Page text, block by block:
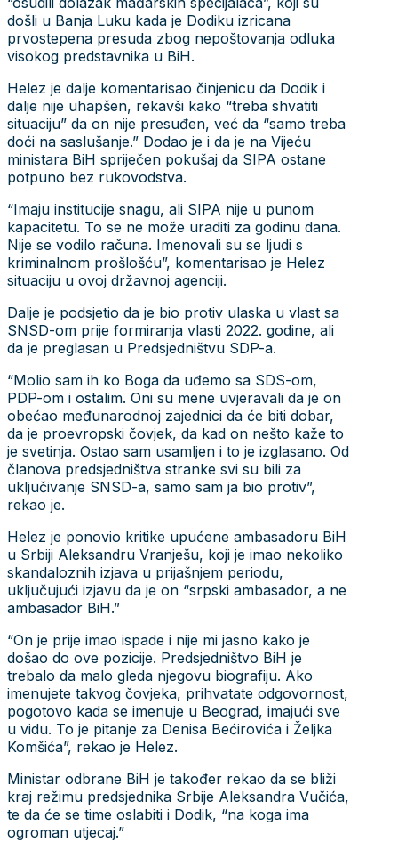
došli u Banja Luku kada je Dodiku izricana
prvostepena presuda zbog nepoštovanja odluka
visokog predstavnika u BiH.
Helez je dalje komentarisao činjenicu da Dodik i
dalje nije uhapšen, rekavši kako “treba shvatiti
situaciju” da on nije presuđen, već da “samo treba
doći na saslušanje.” Dodao je i da je na Vijeću
ministara BiH spriječen pokušaj da SIPA ostane
potpuno bez rukovodstva.
“Imaju institucije snagu, ali SIPA nije u punom
kapacitetu. To se ne može uraditi za godinu dana.
Nije se vodilo računa. Imenovali su se ljudi s
kriminalnom prošlošću”, komentarisao je Helez
situaciju u ovoj državnoj agenciji.
Dalje je podsjetio da je bio protiv ulaska u vlast sa
SNSD-om prije formiranja vlasti 2022. godine, ali
da je preglasan u Predsjedništvu SDP-a.
“Molio sam ih ko Boga da uđemo sa SDS-om,
PDP-om i ostalim. Oni su mene uvjeravali da je on
obećao međunarodnoj zajednici da će biti dobar,
da je proevropski čovjek, da kad on nešto kaže to
je svetinja. Ostao sam usamljen i to je izglasano. Od
članova predsjedništva stranke svi su bili za
uključivanje SNSD-a, samo sam ja bio protiv”,
rekao je.
Helez je ponovio kritike upućene ambasadoru BiH
u Srbiji Aleksandru Vranješu, koji je imao nekoliko
skandaloznih izjava u prijašnjem periodu,
uključujući izjavu da je on “srpski ambasador, a ne
ambasador BiH.”
“On je prije imao ispade i nije mi jasno kako je
došao do ove pozicije. Predsjedništvo BiH je
trebalo da malo gleda njegovu biografiju. Ako
imenujete takvog čovjeka, prihvatate odgovornost,
pogotovo kada se imenuje u Beograd, imajući sve
u vidu. To je pitanje za Denisa Bećirovića i Željka
Komšića”, rekao je Helez.
Ministar odbrane BiH je također rekao da se bliži
kraj režimu predsjednika Srbije Aleksandra Vučića,
te da će se time oslabiti i Dodik, “na koga ima
ogroman utjecaj.”